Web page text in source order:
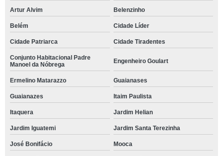
Artur Alvim Belenzinho
Belém Cidade Líder
Cidade Patriarca Cidade Tiradentes
Conjunto Habitacional Padre
Manoel da Nóbrega
Engenheiro Goulart
Ermelino Matarazzo Guaianases
Guaianazes Itaim Paulista
Itaquera Jardim Helian
Jardim Iguatemi Jardim Santa Terezinha
José Bonifácio Mooca